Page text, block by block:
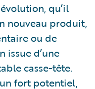
qu’il
nouveau produit,
ou de
issue d’une
casse-tête.
fort potentiel,